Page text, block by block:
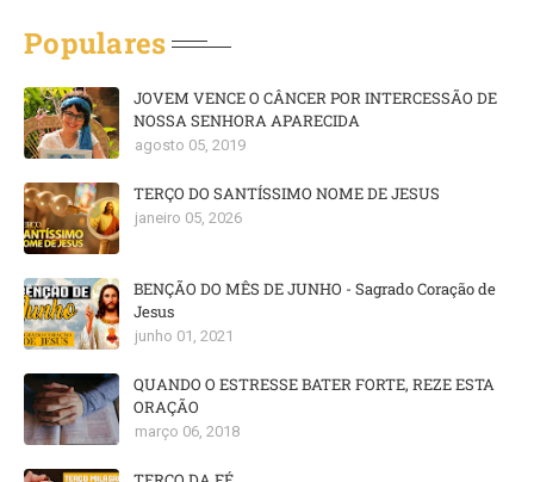
Populares
JOVEM VENCE O CÂNCER POR INTERCESSÃO DE
NOSSA SENHORA APARECIDA
agosto 05, 2019
TERÇO DO SANTÍSSIMO NOME DE JESUS
janeiro 05, 2026
BENÇÃO DO MÊS DE JUNHO - Sagrado Coração de
Jesus
junho 01, 2021
QUANDO O ESTRESSE BATER FORTE, REZE ESTA
ORAÇÃO
março 06, 2018